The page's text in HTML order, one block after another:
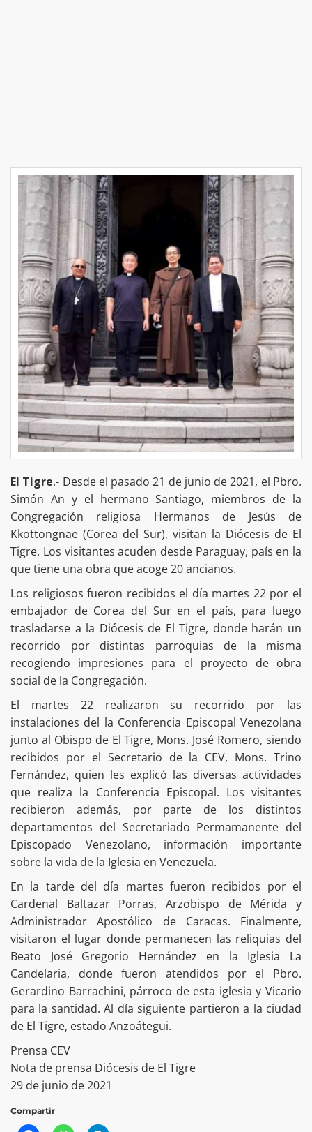
El Tigre.- Desde el pasado 21 de junio de 2021, el Pbro.
Simón An y el hermano Santiago, miembros de la
Congregación religiosa Hermanos de Jesús de
Kkottongnae (Corea del Sur), visitan la Diócesis de El
Tigre. Los visitantes acuden desde Paraguay, país en la
que tiene una obra que acoge 20 ancianos.
Los religiosos fueron recibidos el día martes 22 por el
embajador de Corea del Sur en el país, para luego
trasladarse a la Diócesis de El Tigre, donde harán un
recorrido por distintas parroquias de la misma
recogiendo impresiones para el proyecto de obra
social de la Congregación.
El martes 22 realizaron su recorrido por las
instalaciones del la Conferencia Episcopal Venezolana
junto al Obispo de El Tigre, Mons. José Romero, siendo
recibidos por el Secretario de la CEV, Mons. Trino
Fernández, quien les explicó las diversas actividades
que realiza la Conferencia Episcopal. Los visitantes
recibieron además, por parte de los distintos
departamentos del Secretariado Permamanente del
Episcopado Venezolano, información importante
sobre la vida de la Iglesia en Venezuela.
En la tarde del día martes fueron recibidos por el
Cardenal Baltazar Porras, Arzobispo de Mérida y
Administrador Apostólico de Caracas. Finalmente,
visitaron el lugar donde permanecen las reliquias del
Beato José Gregorio Hernández en la Iglesia La
Candelaria, donde fueron atendidos por el Pbro.
Gerardino Barrachini, párroco de esta iglesia y Vicario
para la santidad. Al día siguiente partieron a la ciudad
de El Tigre, estado Anzoátegui.
Prensa CEV
Nota de prensa Diócesis de El Tigre
29 de junio de 2021
Compartir